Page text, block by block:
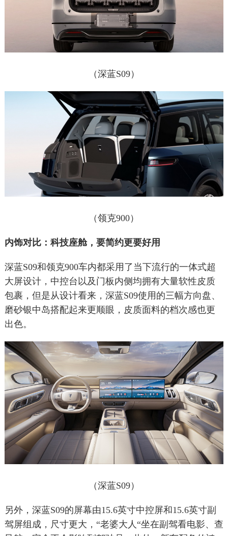
（深蓝S09）
（领克900）
内饰对比：科技座舱，要简约更要好用
深蓝S09和领克900车内都采用了当下流行的一体式超
大屏设计，中控台以及门板内侧均拥有大量软性皮质
包裹，但是从设计看来，深蓝S09使用的三幅方向盘、
磨砂银中岛搭配起来更顺眼，皮质面料的档次感也更
出色。
（深蓝S09）
另外，深蓝S09的屏幕由15.6英寸中控屏和15.6英寸副
驾屏组成，尺寸更大，“老婆大人“坐在副驾看电影、查